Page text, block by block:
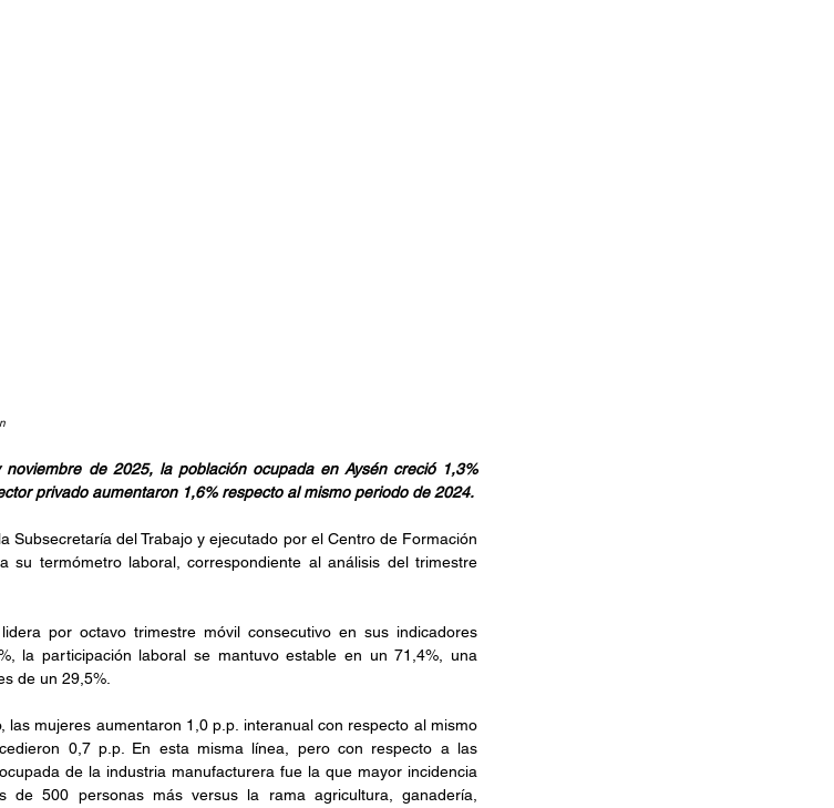
de 2025, la población ocupada en Aysén creció 1,3%
privado aumentaron 1,6% respecto al mismo periodo de 2024.
Subsecretaría del Trabajo y ejecutado por el Centro de Formación
su termómetro laboral, correspondiente al análisis del trimestre
por octavo trimestre móvil consecutivo en sus indicadores
la participación laboral se mantuvo estable en un 71,4%, una
de un 29,5%.
mujeres aumentaron 1,0 p.p. interanual con respecto al mismo
0,7 p.p. En esta misma línea, pero con respecto a las
de la industria manufacturera fue la que mayor incidencia
500 personas más versus la rama agricultura, ganadería,